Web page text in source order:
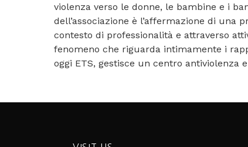
violenza verso le donne, le bambine e i
dell’associazione è l’affermazione di una
contesto di professionalità e attraverso
fenomeno che riguarda intimamente i
oggi ETS, gestisce un centro antiviolenza